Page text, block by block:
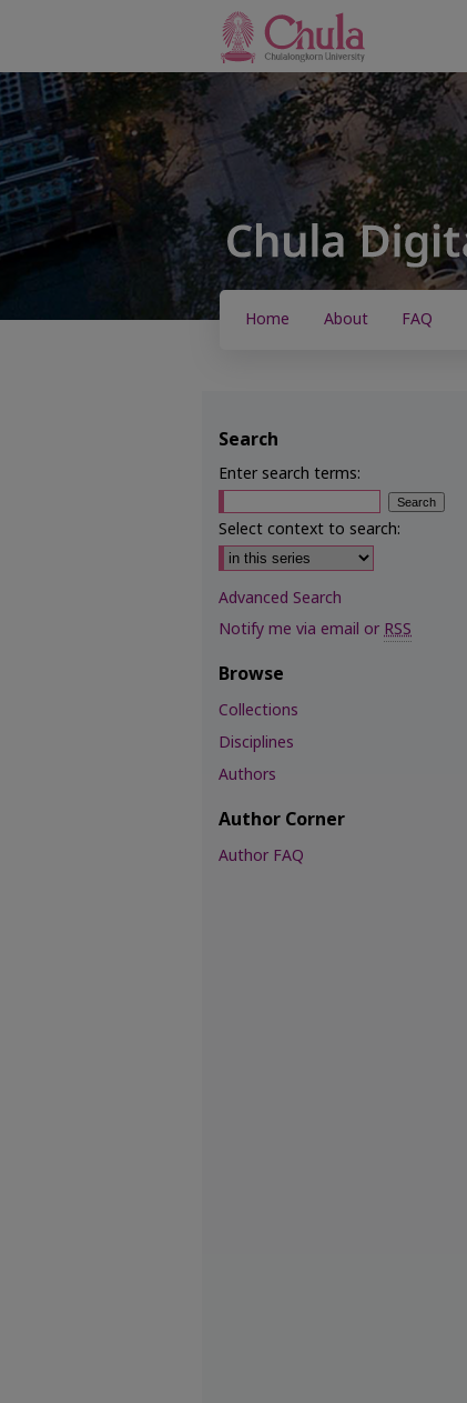
Home About FAQ
Search
Enter search terms:
Select context to search:
Advanced Search
Notify me via email orRSS
Browse
Collections
Disciplines
Authors
Author Corner
Author FAQ